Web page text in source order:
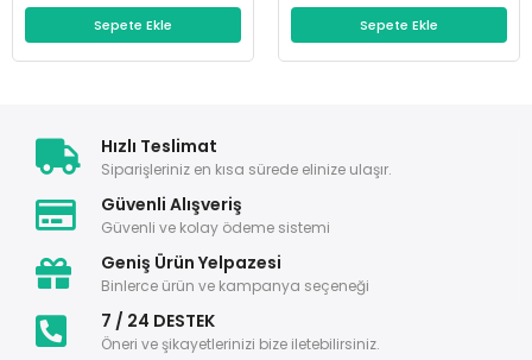
Sepete Ekle Sepete Ekle
Hızlı Teslimat
Siparişleriniz en kısa sürede elinize ulaşır.
Güvenli Alışveriş
Güvenli ve kolay ödeme sistemi
Geniş Ürün Yelpazesi
Binlerce ürün ve kampanya seçeneği
7 / 24 DESTEK
Öneri ve şikayetlerinizi bize iletebilirsiniz.